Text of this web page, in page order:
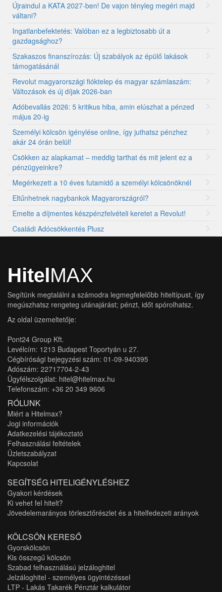
Újraindul a KATA 2027-ben! De vajon tényleg megéri majd
váltani?
Ingatlanbefektetés: Valóban ez a legbiztosabb út a
gazdagsághoz?
Szakaszos finanszírozás: Új szabályok az épülő lakások
támogatásánál
Revolut magyarországi fióktelep és magyar számlaszám:
Változások és új díjak 2026-ban
Adóbevallás 2026: 5 kritikus hiba, amin elúszhat a pénzed
május 20-ig
Személyi kölcsön igénylése online, így juthatsz pénzhez
akár 24 órán belül!
Csökken az alapkamat – meddig tarthat és mit jelent ez a
pénzügyeinkre?
Megérkezett a 10 éves futamidő a személyi kölcsönöknél
Eltűnhetnek nagybankok Magyarországról?
Emelte a díjmentes készpénzfelvételi keretet a Revolut!
Családi Adócsökkentés Plusz
HitelMAX
Segítünk megtalálni a számodra legmegfelelőbb hiteltípust, így
megúszhatsz rengeteg utánajárást; pénzt, időt spórolhatsz.
Az oldal üzemeltetője:
Pont24 Group Kft.
Levélcím: 1213 Budapest Toportyán u 27.
Cégbírósági bejegyzési szám: 01-09-940395
Adószám: 22717704-2-43
Ügyfélszolgálat: hitel@hitelmax.hu
Telefonszám: +36 20 349 9606
RÓLUNK
Miért a Hitelmax?
Jogi információk
Adatkezelési tájékoztató
Felhasználási feltételek
Üzletszabályzat
Kapcsolat
SEGÍTSÉG HITELIGÉNYLÉSHEZ
Gyakori kérdések
Ki vehet fel hitelt?
Jövedelemarányos törlesztőrészlet és a hitelfedezeti arányok
KÖLCSÖN KERESŐ
Gyorskölcsön
Kis összegű kölcsön
Szabad felhasználású jelzáloghitel
Jelzáloghitel - személyes ügyintézéssel
LTP - Lakás Takarék Pénztár kalkulátor